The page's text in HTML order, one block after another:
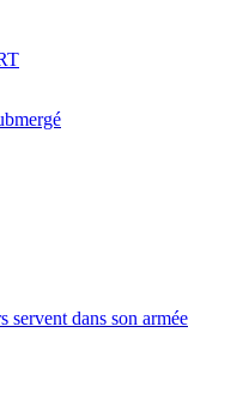
servent dans son armée